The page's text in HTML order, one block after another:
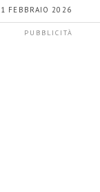
FEBBRAIO 2026